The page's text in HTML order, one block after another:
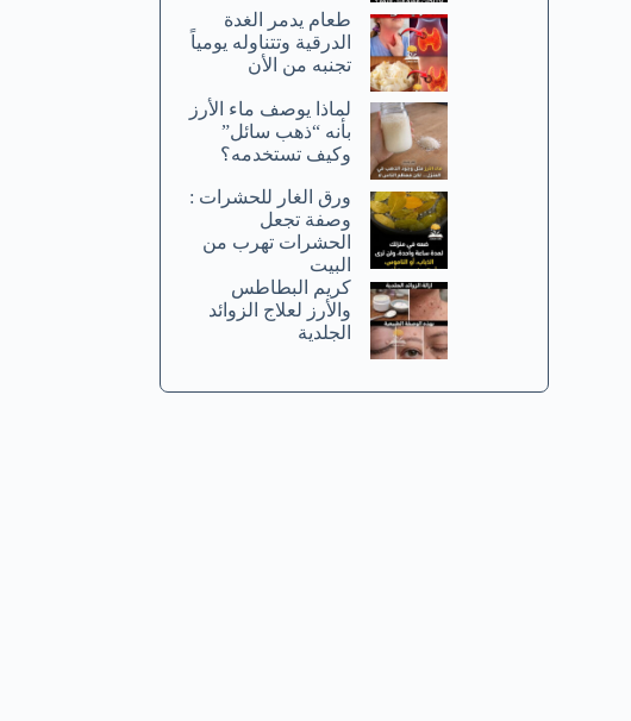
طعام يدمر الغدة
الدرقية وتتناوله يومياً
تجنبه من الأن
لماذا يوصف ماء الأرز
بأنه “ذهب سائل”
وكيف تستخدمه؟
ورق الغار للحشرات :
وصفة تجعل
الحشرات تهرب من
البيت
كريم البطاطس
والأرز لعلاج الزوائد
الجلدية